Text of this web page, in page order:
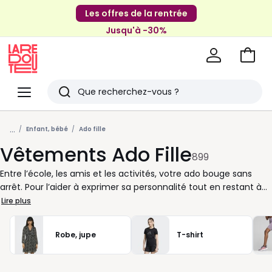
Les offres de la rentrée
Jusqu'à -30%
Menu
Redoute
Rechercher
Derniers
articles
vus
Aller
... Enfant, bébé Ado fille
Vêtements Ado Fille899
Entre l’école, les amis et les activités, votre ado bouge sans
arrêt. Pour l’aider à exprimer sa personnalité tout en restant à
l’aise chaque jour, nous avons réuni une sélection de
vêtements ado fille pensée pour toutes les envies. Des
basiques faciles à associer aux pièces plus affirmées, chaque
produit a été choisi pour s’adapter à son âge et à son quotidien.
Que ce soit pour un look décontracté avec un jean bien coupé
Lire plus
Robe, jupe T-shirt